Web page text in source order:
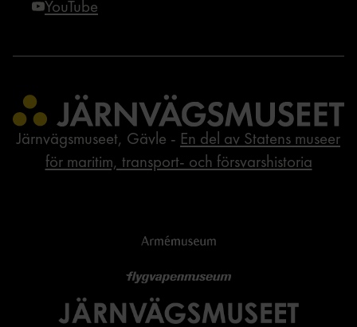
YouTube
Järnvägsmuseet, Gävle - En del av Statens museer
för maritim, transport- och försvarshistoria